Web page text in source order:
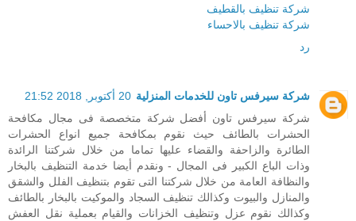
شركة تنظيف بالقطيف
شركة تنظيف بالاحساء
رد
شركة سيرفس تاون للخدمات المنزلية 20 أكتوبر, 2018 21:52
شركة سيرفس تاون أفضل شركة متخصصة فى مجال مكافحة
الحشرات بالطائف حيث نقوم بمكافحة جميع انواع الحشرات
الطائرة والزاحفة والقضاء عليها تماما من خلال شركتنا الرائدة
وذات الباع الكبير فى المجال - ونقدم أيضا خدمة التنظيف بالبخار
والنظافة العامة من خلال شركتنا التى تقوم بتنظيف الفلل والشقق
والمنازل والبيوت وكذالك تنظيف السجاد والموكيت بالبخار بالطائف
وكذالك نقوم عزل وتنظيف الخزانات والقيام بعملية نقل العفش